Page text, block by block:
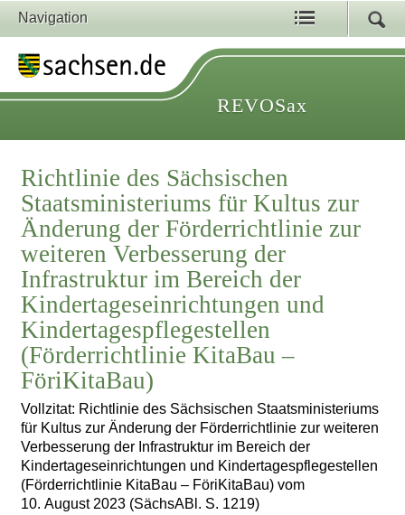
Navigation
REVOSax
Richtlinie des Sächsischen
Staatsministeriums für Kultus zur
Änderung der Förderrichtlinie zur
weiteren Verbesserung der
Infrastruktur im Bereich der
Kindertageseinrichtungen und
Kindertagespflegestellen
(Förderrichtlinie KitaBau –
FöriKitaBau)
Vollzitat: Richtlinie des Sächsischen Staatsministeriums
für Kultus zur Änderung der Förderrichtlinie zur weiteren
Verbesserung der Infrastruktur im Bereich der
Kindertageseinrichtungen und Kindertagespflegestellen
(Förderrichtlinie KitaBau – FöriKitaBau) vom
10. August 2023 (SächsABl. S. 1219)